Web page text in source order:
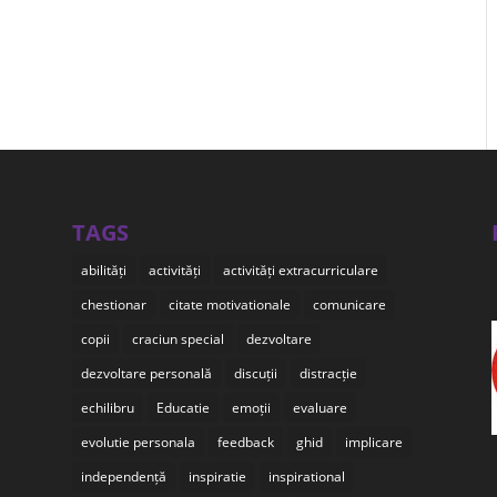
TAGS
abilități activități
activități extracurriculare
chestionar
citate motivationale
comunicare
copii
craciun special
dezvoltare
dezvoltare personală
discuții
distracție
echilibru
Educatie emoții
evaluare
evolutie personala
feedback ghid
implicare
independență
inspiratie inspirational